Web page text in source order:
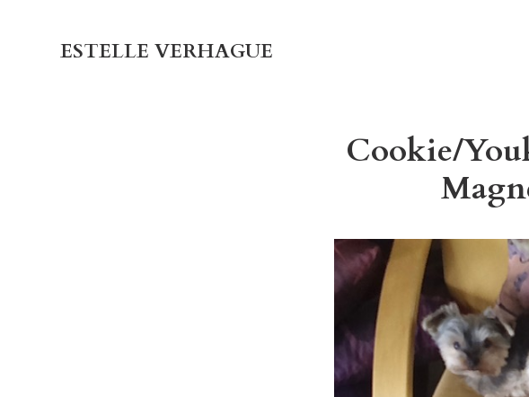
ESTELLE VERHAGUE
Cookie/